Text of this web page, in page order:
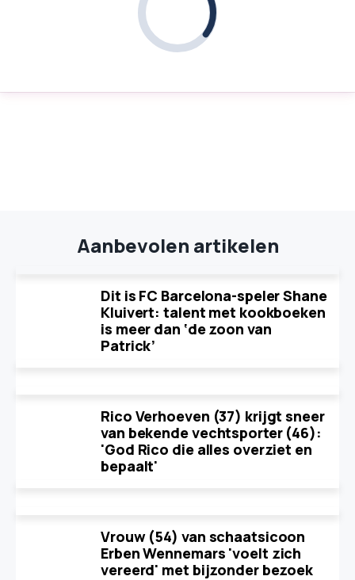
Aanbevolen artikelen
Dit is FC Barcelona-speler Shane
Kluivert: talent met kookboeken
is meer dan ‘de zoon van
Patrick’
Rico Verhoeven (37) krijgt sneer
van bekende vechtsporter (46):
'God Rico die alles overziet en
bepaalt'
Vrouw (54) van schaatsicoon
Erben Wennemars 'voelt zich
vereerd' met bijzonder bezoek